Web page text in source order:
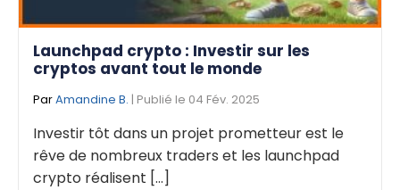
Launchpad crypto : Investir sur les
cryptos avant tout le monde
ParAmandine B. | Publié le 04 Fév. 2025
Investir tôt dans un projet prometteur est le
rêve de nombreux traders et les launchpad
crypto réalisent [...]